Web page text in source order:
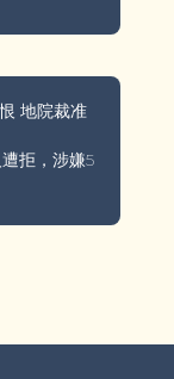
地院裁准
拒，涉嫌5